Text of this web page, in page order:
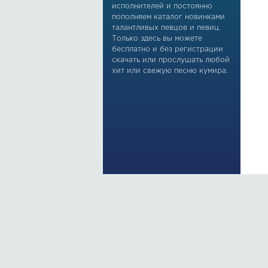
исполнителей и постоянно
пополняем каталог новинками
талантливых певцов и певиц.
Только здесь вы можете
бесплатно и без регистрации
скачать или прослушать любой
хит или свежую песню кумира.